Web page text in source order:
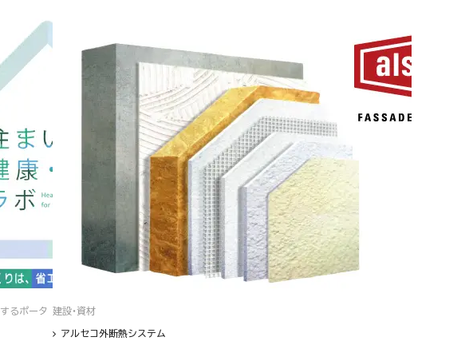
るポータ 建設・資材
アルセコ外断熱システム